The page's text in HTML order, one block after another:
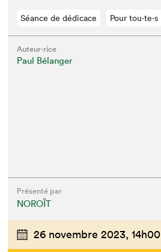
Séance de dédicace Pour tou⋅te⋅s
Auteur·rice
Paul Bélanger
Présenté par
NOROÎT
26 novembre 2023, 14h00